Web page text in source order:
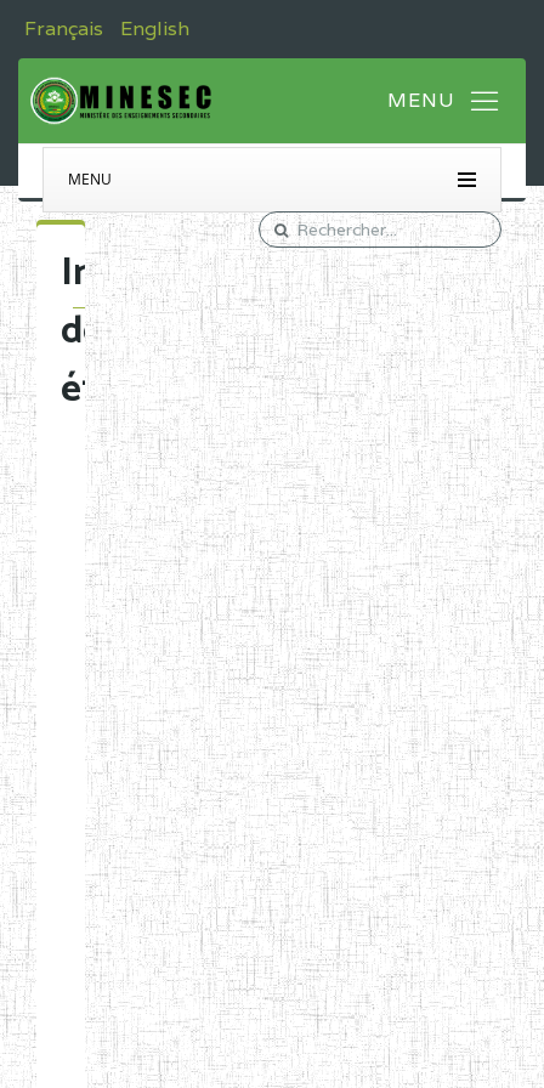
Français English
MENU
Immatriculation
des
établissements
Etablissements
d'enseignement
normal
ENI
Chercher:
Effacer les filtres
Denomination
Type